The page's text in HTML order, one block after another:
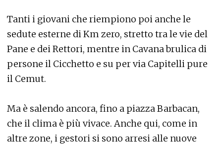
Tanti i giovani che riempiono poi anche le
sedute esterne di Km zero, stretto tra le vie del
Pane e dei Rettori, mentre in Cavana brulica di
persone il Cicchetto e su per via Capitelli pure
il Cemut.
Ma è salendo ancora, fino a piazza Barbacan,
che il clima è più vivace. Anche qui, come in
altre zone, i gestori si sono arresi alle nuove